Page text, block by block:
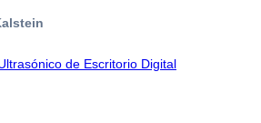
de Escritorio Digital